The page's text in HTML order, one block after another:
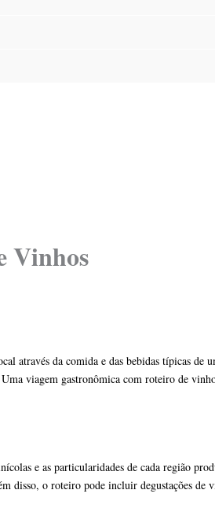
Vinhos
através da comida e das bebidas típicas de
viagem gastronômica com roteiro de
e as particularidades de cada região
disso, o roteiro pode incluir degustações